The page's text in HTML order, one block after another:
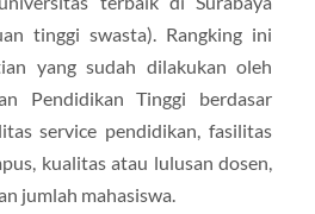
tinggi swasta). Rangking ini
yang sudah dilakukan oleh
Pendidikan Tinggi berdasar
service pendidikan, fasilitas
kualitas atau lulusan dosen,
jumlah mahasiswa.